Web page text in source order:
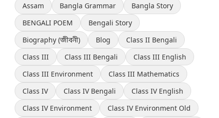
Assam
Bangla Grammar
Bangla Story
BENGALI POEM
Bengali Story
Biography (জীবনী)
Blog
Class II Bengali
Class III
Class III Bengali
Class III English
Class III Environment
Class III Mathematics
Class IV
Class IV Bengali
Class IV English
Class IV Environment
Class IV Environment Old